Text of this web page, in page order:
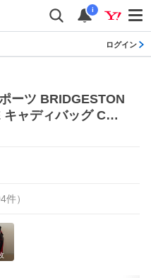
i
ログイン
ーツ BRIDGESTON
ャディバッグ CBT
件）